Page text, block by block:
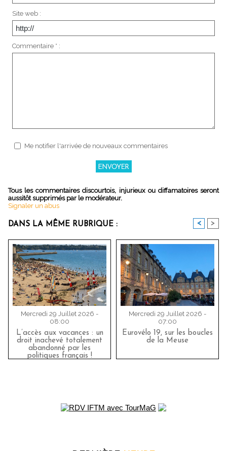
Site web :
Commentaire * :
Me notifier l'arrivée de nouveaux commentaires
Tous les commentaires discourtois, injurieux ou diffamatoires seront
aussitôt supprimés par le modérateur.
Signaler un abus
DANS LA MÊME RUBRIQUE : < >
Mercredi 29 Juillet 2026 -
08:00
L’accès aux vacances : un
droit inachevé totalement
abandonné par les
politiques français !
Mercredi 29 Juillet 2026 -
07:00
Eurovélo 19, sur les boucles
de la Meuse